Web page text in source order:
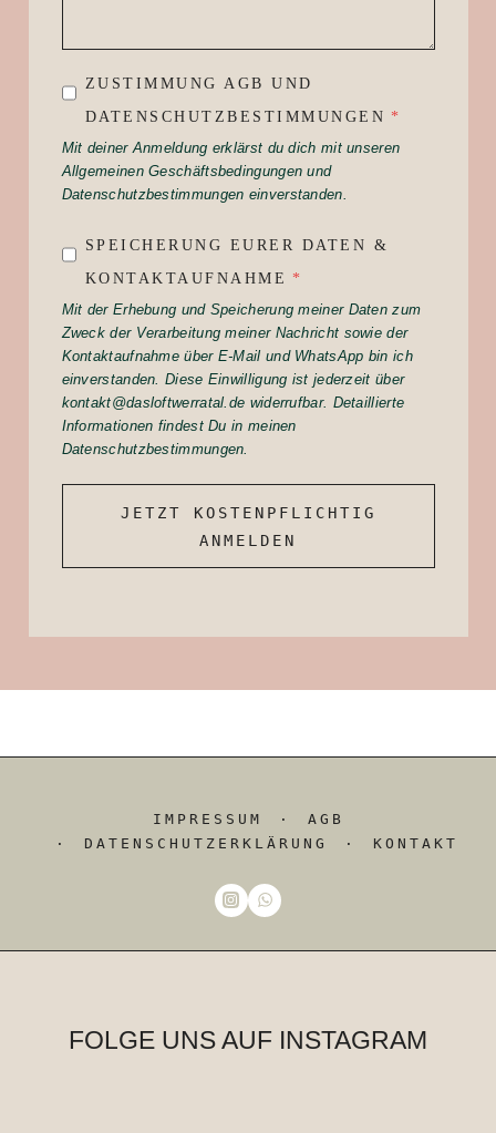
ZUSTIMMUNG AGB UND
DATENSCHUTZBESTIMMUNGEN *
Mit deiner Anmeldung erklärst du dich mit unseren
Allgemeinen Geschäftsbedingungen und
Datenschutzbestimmungen einverstanden.
SPEICHERUNG EURER DATEN &
KONTAKTAUFNAHME *
Mit der Erhebung und Speicherung meiner Daten zum
Zweck der Verarbeitung meiner Nachricht sowie der
Kontaktaufnahme über E-Mail und WhatsApp bin ich
einverstanden. Diese Einwilligung ist jederzeit über
kontakt@dasloftwerratal.de widerrufbar. Detaillierte
Informationen findest Du in meinen
Datenschutzbestimmungen.
JETZT KOSTENPFLICHTIG
ANMELDEN
IMPRESSUM
AGB
DATENSCHUTZERKLÄRUNG
KONTAKT
FOLGE UNS AUF INSTAGRAM